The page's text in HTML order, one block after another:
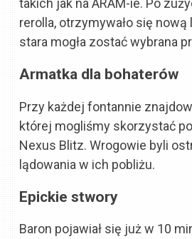
takich jak na ARAM-ie. Po
rerolla, otrzymywało się
stara mogła zostać wybrana
Armatka dla bohaterów
Przy każdej fontannie
której mogliśmy skorzystać
Nexus Blitz. Wrogowie byli
lądowania w ich pobliżu.
Epickie stwory
Baron pojawiał się już w 10